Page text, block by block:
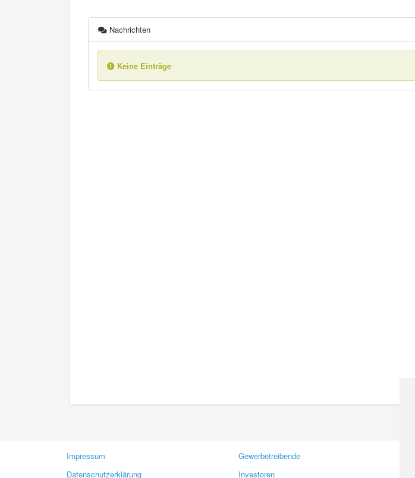
Nachrichten
Keine Einträge
Impressum
Datenschutzerklärung
Gewerbetreibende
Investoren